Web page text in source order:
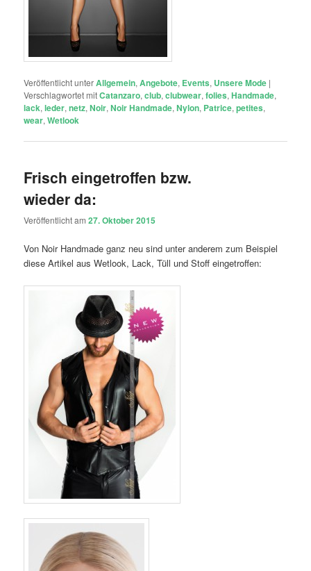
Veröffentlicht unterAllgemein,Angebote, Events, Unsere Mode |
Verschlagwortet mitCatanzaro,club,clubwear,folies,Handmade,
lack,leder,netz,Noir,Noir Handmade,Nylon, Patrice,petites,
wear,Wetlook
Frisch eingetroffen bzw.
wieder da:
Veröffentlicht am27. Oktober 2015
Von Noir Handmade ganz neu sind unter anderem zum Beispiel
diese Artikel aus Wetlook, Lack, Tüll und Stoff eingetroffen: